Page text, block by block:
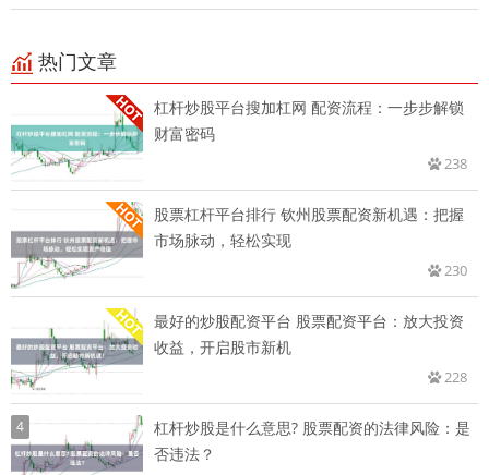
热门文章
杠杆炒股平台搜加杠网 配资流程：一步步解锁
财富密码
238
股票杠杆平台排行 钦州股票配资新机遇：把握
市场脉动，轻松实现
230
最好的炒股配资平台 股票配资平台：放大投资
收益，开启股市新机
228
4
杠杆炒股是什么意思? 股票配资的法律风险：是
否违法？